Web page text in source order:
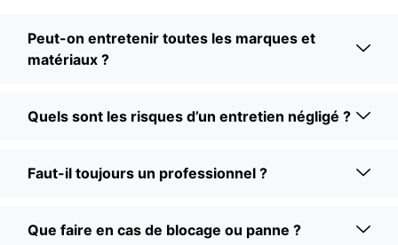
Peut-on entretenir toutes les marques et
matériaux ?
Quels sont les risques d’un entretien négligé ?
Faut-il toujours un professionnel ?
Que faire en cas de blocage ou panne ?